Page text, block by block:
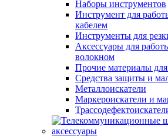
Наборы инструментов
Инструмент для
кабелем
Инструменты для
Аксессуары для
волокном
Прочие материалы
Средства защиты и
Металлоискатели
Маркероискатели и